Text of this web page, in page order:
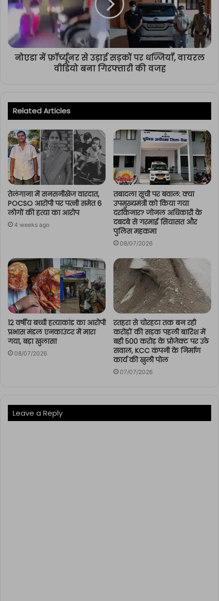
नोएडा में फ़ॉर्च्यूनर से उड़ाई सड़कों पर धज्जियाँ, वायरल
वीडियो बना गिरफ्तारी की वजह
Related Articles
तेलंगाना में सनसनीखेज वारदात,
POCSO आरोपी पर पत्नी समेत 6
लोगों की हत्या का आरोप
4 weeks ago
तबादला सूची पर बवाल: क्या
उपमुख्यमंत्री को किया गया
दरकिनार? जोनल अधिकारी के
दबदबे से गरमाई सियासत और
पुलिस महकमा
08/07/2026
12 वर्षीय बच्ची हत्याकांड का आरोपी
प्रभास मंडल एनकाउंटर में मारा
गया, बड़ा खुलासा
08/07/2026
रतहरा से चोरहटा तक बन रही
करोड़ों की सड़क पहली बारिश में
बही 500 करोड़ के प्रोजेक्ट पर उठे
सवाल, KCC कंपनी के निर्माण
कार्य की खुली पोल
07/07/2026
Leave a Reply